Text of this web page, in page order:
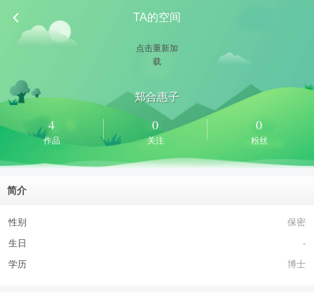
TA的空间
点击重新加
载
郑合惠子
4
作品
0
关注
0
粉丝
简介
性别
保密
生日
-
学历
博士